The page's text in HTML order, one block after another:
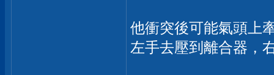
他衝突後可能氣頭上
左手去壓到離合器，